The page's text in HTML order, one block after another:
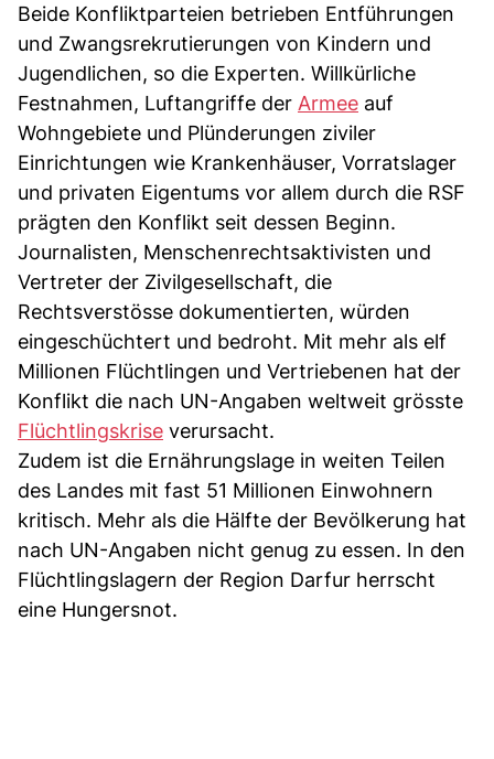
Beide Konfliktparteien betrieben Entführungen
und Zwangsrekrutierungen von Kindern und
Jugendlichen, so die Experten. Willkürliche
Festnahmen, Luftangriffe der Armee auf
Wohngebiete und Plünderungen ziviler
Einrichtungen wie Krankenhäuser, Vorratslager
und privaten Eigentums vor allem durch die RSF
prägten den Konflikt seit dessen Beginn.
Journalisten, Menschenrechtsaktivisten und
Vertreter der Zivilgesellschaft, die
Rechtsverstösse dokumentierten, würden
eingeschüchtert und bedroht. Mit mehr als elf
Millionen Flüchtlingen und Vertriebenen hat der
Konflikt die nach UN-Angaben weltweit grösste
Flüchtlingskrise verursacht.
Zudem ist die Ernährungslage in weiten Teilen
des Landes mit fast 51 Millionen Einwohnern
kritisch. Mehr als die Hälfte der Bevölkerung hat
nach UN-Angaben nicht genug zu essen. In den
Flüchtlingslagern der Region Darfur herrscht
eine Hungersnot.